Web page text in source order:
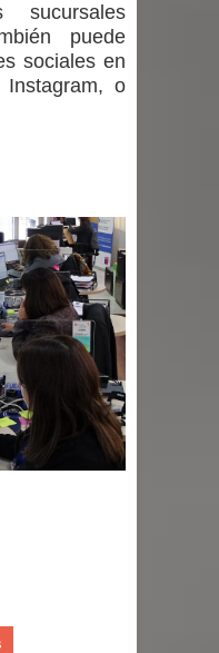
puede
sociales en
Instagram, o